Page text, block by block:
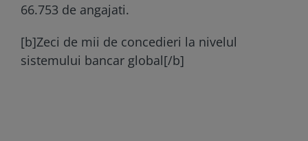
66.753 de angajati.
[b]Zeci de mii de concedieri la nivelul
sistemului bancar global[/b]